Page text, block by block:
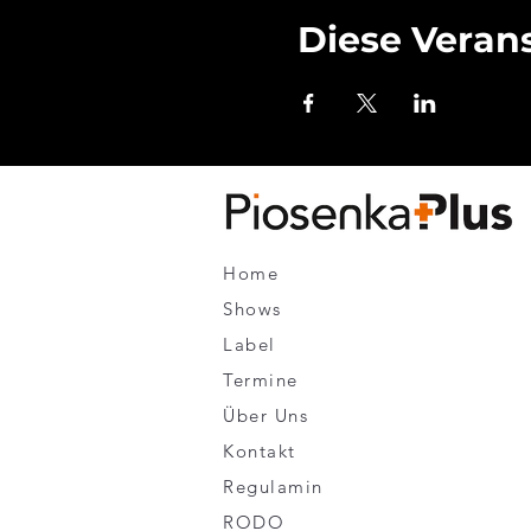
Diese
Home
Shows
Label
Termine
Über Uns
Kontakt
Regulamin
RODO